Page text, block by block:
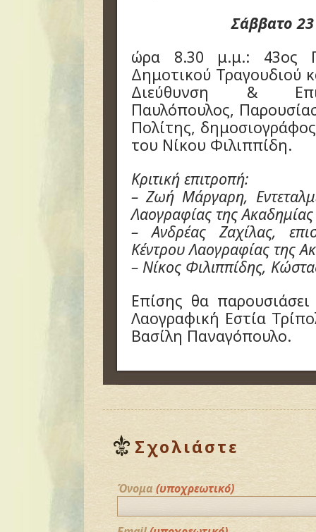
Σάββατο
ώρα 8.30 μ.μ.: 43ος
Δημοτικού Τραγουδιού
Διεύθυνση &
Παυλόπουλος,
Πολίτης,
του Νίκου Φιλιππίδη.
Κριτική επιτροπή:
– Ζωή Μάργαρη,
Λαογραφίας της
– Ανδρέας Ζαχίλας,
Κέντρου Λαογραφίας της
– Νίκος Φιλιππίδης,
Επίσης θα
Λαογραφική Εστία
Βασίλη Παναγόπουλο.
Σχολιάστε
Όνομα (υποχρεωτικό)